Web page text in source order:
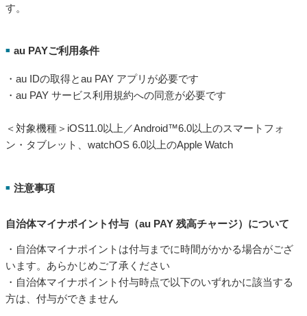
す。
■ au PAYご利用条件
・au IDの取得とau PAY アプリが必要です
・au PAY サービス利用規約への同意が必要です
＜対象機種＞iOS11.0以上／Android™6.0以上のスマートフォ
ン・タブレット、watchOS 6.0以上のApple Watch
■ 注意事項
自治体マイナポイント付与（au PAY 残高チャージ）について
・自治体マイナポイントは付与までに時間がかかる場合がござ
います。あらかじめご了承ください
・自治体マイナポイント付与時点で以下のいずれかに該当する
方は、付与ができません